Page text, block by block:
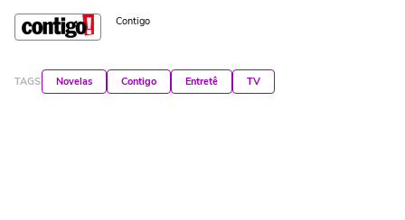
Contigo
TAGS Novelas Contigo Entretê TV